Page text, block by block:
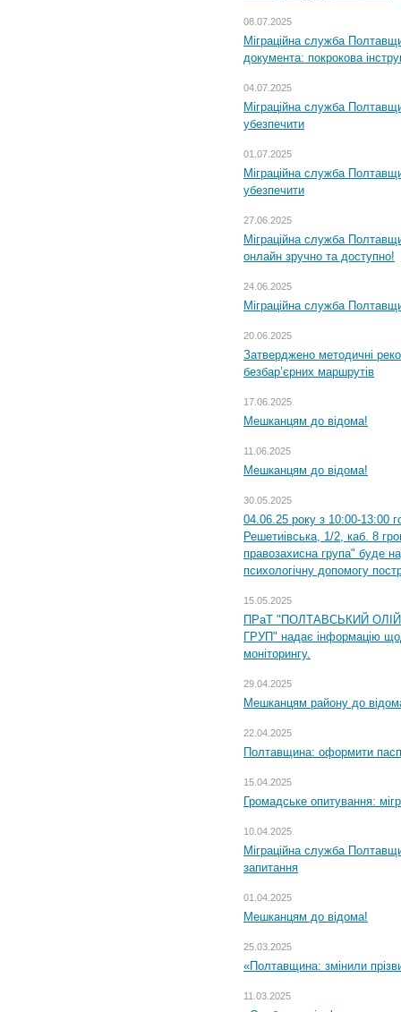
08.07.2025
Міграційна служба
документа: покрокова
04.07.2025
Міграційна служба
убезпечити
01.07.2025
Міграційна служба
убезпечити
27.06.2025
Міграційна служба
онлайн зручно та доступно!
24.06.2025
Міграційна служба
20.06.2025
Затверджено методичні
безбар’єрних маршрутів
17.06.2025
Мешканцям до відома!
11.06.2025
Мешканцям до відома!
30.05.2025
04.06.25 року з 10:00-13:00
Решетиівська, 1/2, каб. 8
правозахисна група" буде
психологічну допомогу
15.05.2025
ПРаТ "ПОЛТАВСЬКИЙ
ГРУП" надає інформацію
моніторингу.
29.04.2025
Мешканцям району до
22.04.2025
Полтавщина: оформити
15.04.2025
Громадське опитування:
10.04.2025
Міграційна служба
запитання
01.04.2025
Мешканцям до відома!
25.03.2025
«Полтавщина: змінили
11.03.2025